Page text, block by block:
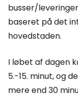
busser/
baseret på det
hovedstaden.
I løbet af dagen
5.-15. minut, og
mere end 30